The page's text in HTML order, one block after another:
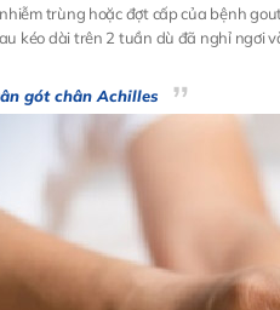
trùng hoặc đợt cấp của bệnh
kéo dài trên 2 tuần dù đã nghỉ ngơi
gót chân Achilles